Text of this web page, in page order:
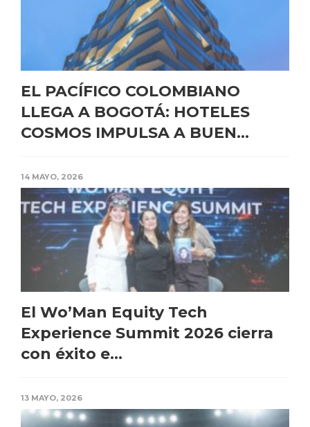
EL PACÍFICO COLOMBIANO
LLEGA A BOGOTÁ: HOTELES
COSMOS IMPULSA A BUEN...
14 MAYO, 2026
El Wo’Man Equity Tech
Experience Summit 2026 cierra
con éxito e...
13 MAYO, 2026